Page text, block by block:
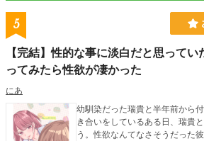
5
【完結】性的な事に淡白だと思って
ってみたら性欲が凄かった
にあ
幼馴染だった瑞貴と半年前から
き合いをしているある日、瑞貴
う。性欲なんてなさそうだった